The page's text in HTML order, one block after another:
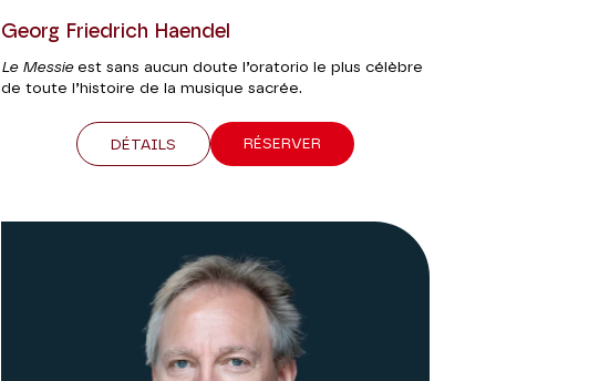
Georg Friedrich Haendel
Le Messieest sans aucun doute l’oratorio le plus célèbre
de toute l’histoire de la musique sacrée.
DÉTAILS RÉSERVER